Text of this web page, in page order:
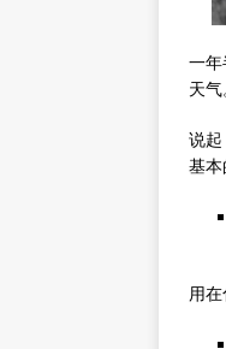
一年
天气
说起
基本
用